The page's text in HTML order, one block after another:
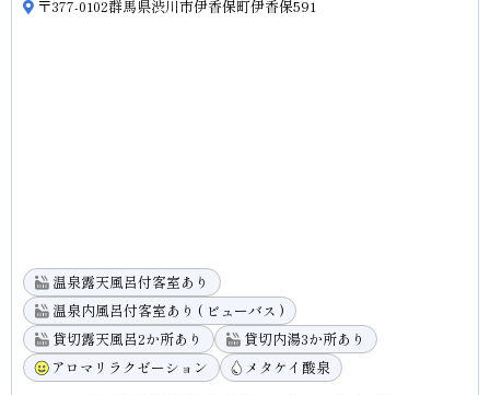
〒377-0102群馬県渋川市伊香保町伊香保591
温泉露天風呂付客室あり
温泉内風呂付客室あり ( ビューバス )
貸切露天風呂2か所あり
貸切内湯3か所あり
アロマリラクゼーション
メタケイ酸泉